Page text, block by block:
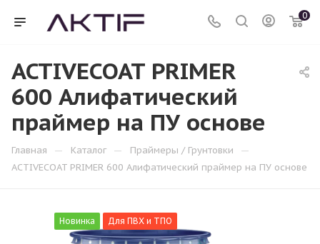
0
ACTIVECOAT PRIMER
600 Алифатический
праймер на ПУ основе
Главная — Каталог — Праймеры / Грунтовки —
ACTIVECOAT PRIMER 600 Алифатический праймер на ПУ основе
Новинка Для ПВХ и ТПО